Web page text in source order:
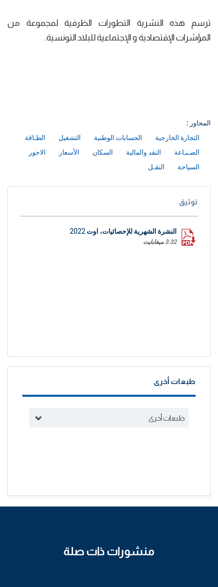
ترسم هذه النشرية التطورات الظرفية لمجموعة من
المؤشرات الإقتصادية و الإجتماعية للبلاد التونسية.
المحاور :
التجارة الخارجية
الحسابات الوطنية التشغيل
الطـاقة
الصـنـاعة
النقد والمالية السكان الأسعار
الاجور
السياحة
النقـل
توثيق
النشرة الشهرية للإحصائيات، اوت 2022
3.32 ميغابايت
طبعات أخرى
طبعات أخرى
منشورات ذات صلة